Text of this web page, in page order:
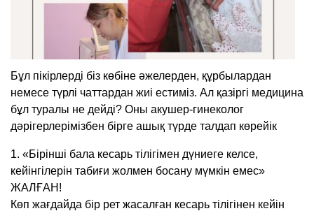
Бұл пікірлерді біз көбіне әжелерден, құрбылардан
немесе түрлі чаттардан жиі естиміз. Ал қазіргі медицина
бұл туралы не дейді? Оны акушер-гинеколог
дәрігерлерімізбен бірге ашық түрде талдап көрейік
1. «Бірінші бала кесарь тілігімен дүниеге келсе,
кейінгілерін табиғи жолмен босану мүмкін емес»
ЖАЛҒАН!
Көп жағдайда бір рет жасалған кесарь тілігінен кейін